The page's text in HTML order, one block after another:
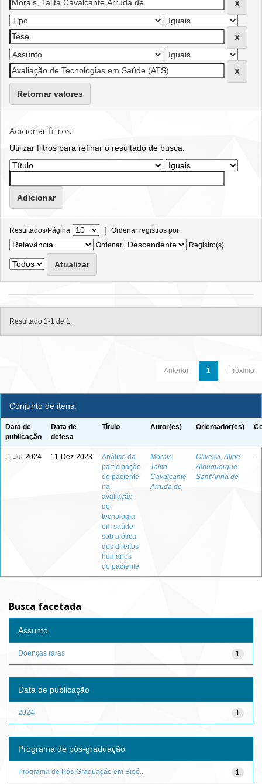
Retornar valores
Adicionar filtros:
Utilizar filtros para refinar o resultado de busca.
Resultados/Página | Ordenar registros por
Ordenar
Registro(s)
Resultado 1-1 de 1.
Anterior 1 Próximo
Conjunto de itens:
Data de
publicação
Data de
defesa
Título Autor(es) Orientador(es)
1-Jul-2024 11-Dez-2023
Análise da
participação
do paciente
na
avaliação
de
tecnologia
em saúde
sob a ótica
dos direitos
humanos
do paciente
Morais,
Talita
Cavalcante
Arruda de
Oliveira, Aline
Albuquerque
Sant'Anna de
-
Busca facetada
Assunto
1
Doenças raras
Data de publicação
1
2024
Programa de pós-graduação
1
Programa de Pós-Graduação em Bioé...